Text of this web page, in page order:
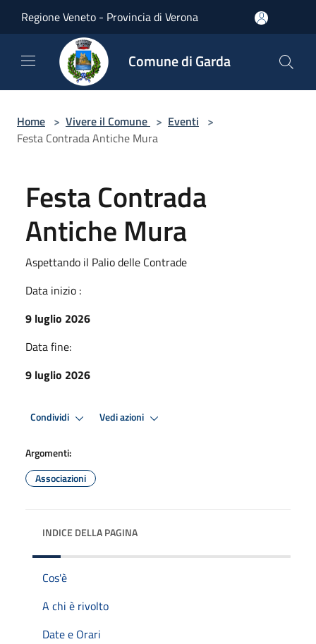
Regione Veneto - Provincia di Verona
Comune di Garda
Home > Vivere il Comune > Eventi >
Festa Contrada Antiche Mura
Festa Contrada
Antiche Mura
Aspettando il Palio delle Contrade
Data inizio :
9 luglio 2026
Data fine:
9 luglio 2026
Condividi Vedi azioni
Argomenti:
Associazioni
INDICE DELLA PAGINA
Cos'è
A chi è rivolto
Date e Orari